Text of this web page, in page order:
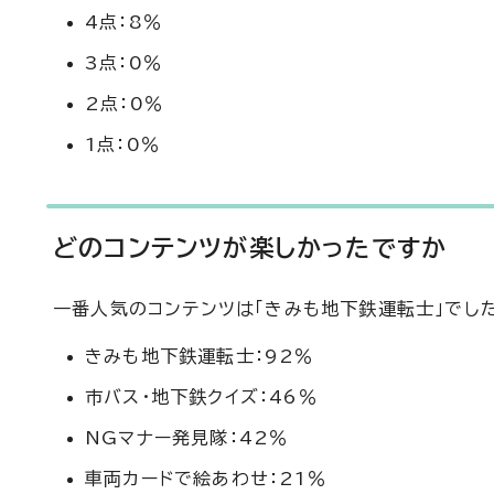
4点：8％
3点：0％
2点：0％
1点：0％
どのコンテンツが楽しかったですか
一番人気のコンテンツは「きみも地下鉄運転士」でし
きみも地下鉄運転士：92％
市バス・地下鉄クイズ：46％
NGマナー発見隊：42％
車両カードで絵あわせ：21％